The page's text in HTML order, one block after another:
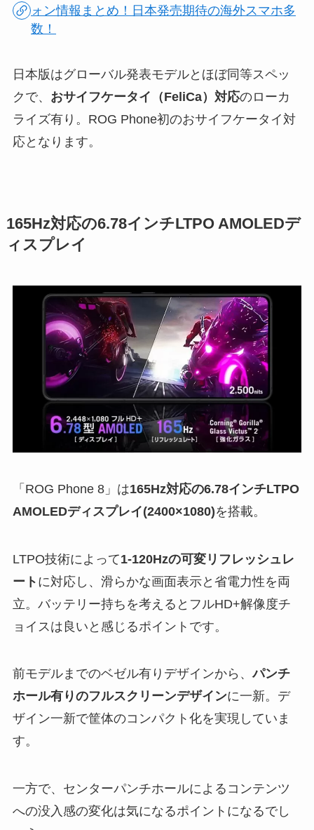
ォン情報まとめ！日本発売期待の海外スマホ多
数！
日本版はグローバル発表モデルとほぼ同等スペッ
クで、 おサイフケータイ（FeliCa）対応のローカ
ライズ有り。ROG Phone初のおサイフケータイ対
応となります。
165Hz対応の6.78インチLTPO AMOLEDデ
ィスプレイ
「ROG Phone 8」は165Hz対応の6.78インチLTPO
AMOLEDディスプレイ(2400×1080)を搭載。
LTPO技術によって1-120Hzの可変リフレッシュレ
ート に対応し、滑らかな画面表示と省電力性を両
立。バッテリー持ちを考えるとフルHD+解像度チ
ョイスは良いと感じるポイントです。
前モデルまでのベゼル有りデザインから、パンチ
ホール有りのフルスクリーンデザインに一新。デ
ザイン一新で筐体のコンパクト化を実現していま
す。
一方で、センターパンチホールによるコンテンツ
への没入感の変化は気になるポイントになるでし